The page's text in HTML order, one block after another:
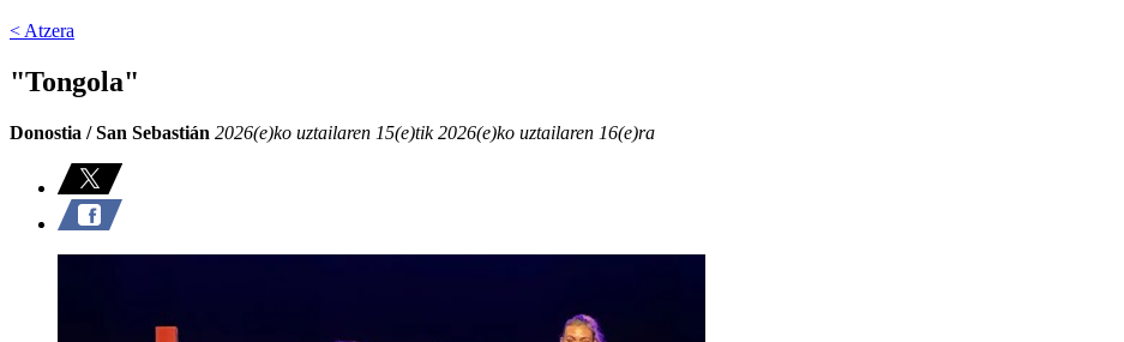
< Atzera
"Tongola"
Donostia / San Sebastián 2026(e)ko uztailaren 15(e)tik 2026(e)ko uztailaren 16(e)ra